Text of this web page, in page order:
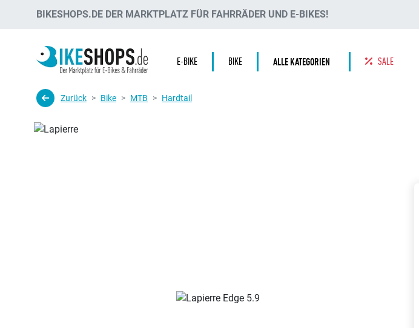
BIKESHOPS.DE DER MARKTPLATZ FÜR FAHRRÄDER UND E-BIKES!
E-BIKE BIKE ALLE KATEGORIEN SALE
Zurück Bike MTB Hardtail